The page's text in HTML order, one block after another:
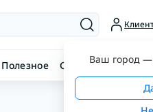
Ваш город —
Полезное Связаться с нами